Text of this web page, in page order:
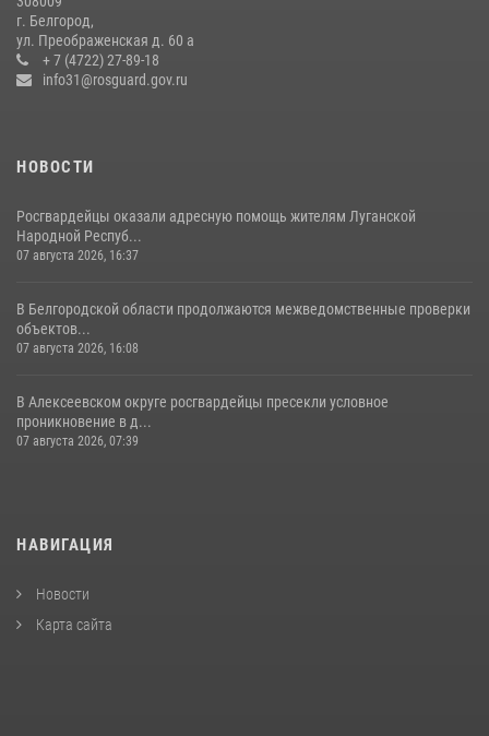
Белгородские росгвардейцы задержали рецидивиста за попытку
кражи из магазина
14 июля 2026, 07:13
г. Белгород,
ул. Преображенская д. 60 а
+ 7 (4722) 27-89-18
info31@rosguard.gov.ru
НОВОСТИ
Росгвардейцы оказали адресную помощь жителям Луганской
Народной Респуб...
07 августа 2026, 16:37
В Белгородской области продолжаются межведомственные проверки
объектов...
07 августа 2026, 16:08
В Алексеевском округе росгвардейцы пресекли условное
проникновение в д...
07 августа 2026, 07:39
НАВИГАЦИЯ
Новости
Карта сайта